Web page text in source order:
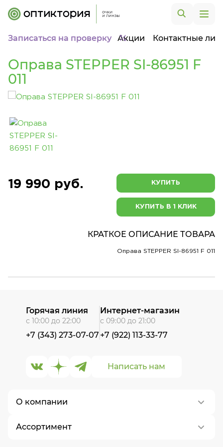
Записаться на проверку Акции Контактные
Оправа STEPPER SI-86951 F
011
19 990 руб. КУПИТЬ
КУПИТЬ В 1 КЛИК
КРАТКОЕ ОПИСАНИЕ ТОВАРА
Оправа STEPPER SI-86951 F 011
О компании
О нас
Ассортимент
Написать нам
Горячая линия
с 10:00 до 22:00
+7 (343) 273-07-07
Интернет-магазин
с 09:00 до 21:00
+7 (922) 113-33-77